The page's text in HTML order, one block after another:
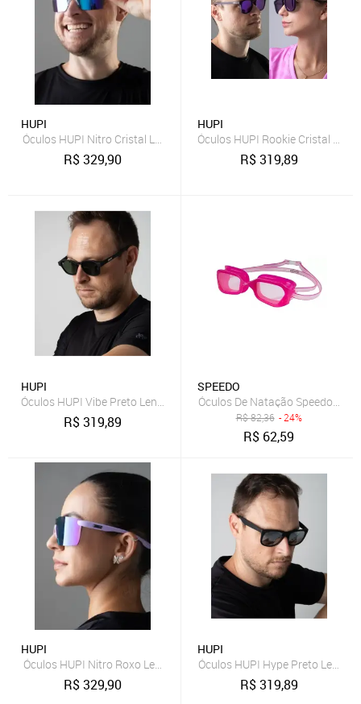
HUPI
Óculos HUPI Nitro Cristal Lente Azul Espelhado Azul
R$329,90
HUPI
Óculos HUPI Rookie Cristal
R$319,89
HUPI
Óculos HUPI Vibe Preto Lente Verde Preto
R$319,89
SPEEDO
Óculos De Natação Speedo
R$82,36 - 24%
R$ 62,59
HUPI
Óculos HUPI Nitro Roxo Lente Roxo Espelhado Roxo
R$329,90
HUPI
Óculos HUPI Hype Preto Lente
R$319,89